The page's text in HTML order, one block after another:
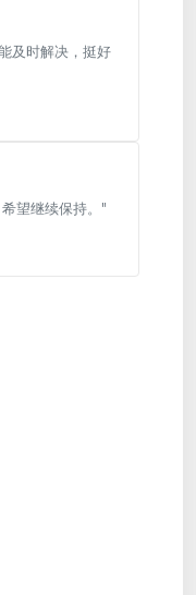
及时解决，挺好
望继续保持。"